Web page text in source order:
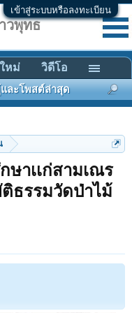
เข้าสู่ระบบหรือลงทะเบียน
าเเก่สามเณร
ติธรรมวัดป่าไม้
วพุทธ
ละโพสต์ล่าสุด
หม่ วิดีโอ